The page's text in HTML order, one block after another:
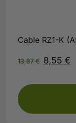
Cable RZ1-K
13,87€ 8,55 €